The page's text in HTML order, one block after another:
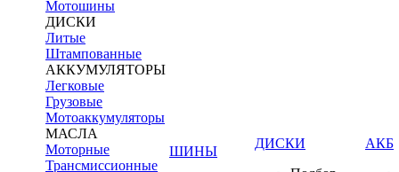
Мотошины
ДИСКИ
Литые
Штампованные
АККУМУЛЯТОРЫ
Легковые
Грузовые
Мотоаккумуляторы
МАСЛА
Моторные
Трансмиссионные
ШИНЫ
ДИСКИ
АКБ